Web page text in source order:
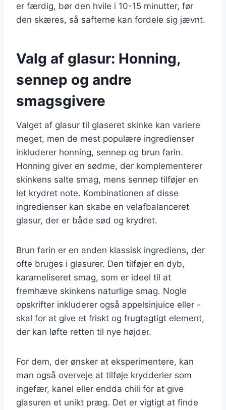
er færdig, bør den hvile i 10-15 minutter, før
den skæres, så safterne kan fordele sig jævnt.
Valg af glasur: Honning,
sennep og andre
smagsgivere
Valget af glasur til glaseret skinke kan variere
meget, men de mest populære ingredienser
inkluderer honning, sennep og brun farin.
Honning giver en sødme, der komplementerer
skinkens salte smag, mens sennep tilføjer en
let krydret note. Kombinationen af disse
ingredienser kan skabe en velafbalanceret
glasur, der er både sød og krydret.
Brun farin er en anden klassisk ingrediens, der
ofte bruges i glasurer. Den tilføjer en dyb,
karameliseret smag, som er ideel til at
fremhæve skinkens naturlige smag. Nogle
opskrifter inkluderer også appelsinjuice eller -
skal for at give et friskt og frugtagtigt element,
der kan løfte retten til nye højder.
For dem, der ønsker at eksperimentere, kan
man også overveje at tilføje krydderier som
ingefær, kanel eller endda chili for at give
glasuren et unikt præg. Det er vigtigt at finde